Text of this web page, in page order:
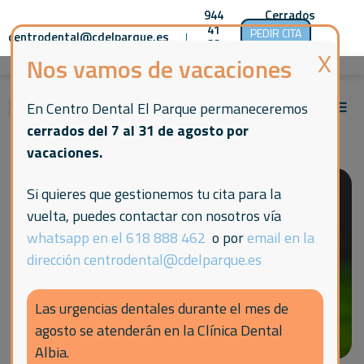
centrodental@cdelparque.es |
944
41
33 |
Cerrados
hasta el
día 1 de
septiembre
|
PEDIR CITA
Nos vamos de vacaciones
En Centro Dental El Parque permaneceremos
cerrados del 7 al 31 de agosto por
vacaciones.
Si quieres que gestionemos tu cita para la
vuelta, puedes contactar con nosotros vía
whatsapp en el 618 888 462 o poremail en la
dirección centrodental@cdelparque.es
Las urgencias dentales durante el mes de
agosto se atenderán en la Clínica Dental
Albia.